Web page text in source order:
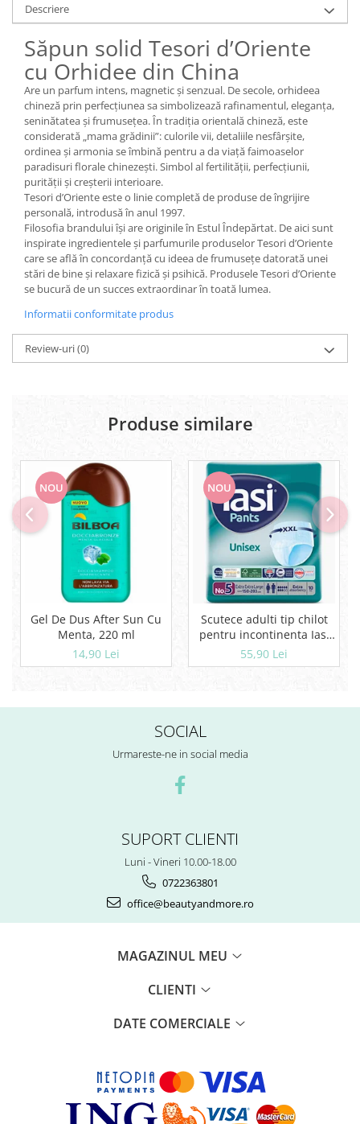
Igiena intima
Geluri si deodorante igiena intima
Produse manichiura & pedichiura
Oja si lac de unghii
Accesorii manichiura & pedichiura
Scutece adulti
Seturi cadou
Descriere
Săpun solid Tesori d’Oriente
cu Orhidee din China
Are un parfum intens, magnetic și senzual. De secole, orhideea
chineză prin perfecțiunea sa simbolizează rafinamentul, eleganța,
seninătatea și frumusețea. În tradiția orientală chineză, este
considerată „mama grădinii”: culorile vii, detaliile nesfârșite,
ordinea și armonia se îmbină pentru a da viață faimoaselor
paradisuri florale chinezești. Simbol al fertilității, perfecțiunii,
purității și creșterii interioare.
Tesori d’Oriente este o linie completă de produse de îngrijire
personală, introdusă în anul 1997.
Filosofia brandului își are originile în Estul Îndepărtat. De aici sunt
inspirate ingredientele și parfumurile produselor Tesori d’Oriente
care se află în concordanță cu ideea de frumusețe datorată unei
stări de bine și relaxare fizică și psihică. Produsele Tesori d’Oriente
se bucură de un succes extraordinar în toată lumea.
Informatii conformitate produs
Review-uri(0)
Produse similare
NOU
Gel De Dus After Sun Cu
Menta, 220 ml
14,90 Lei
NOU
Scutece adulti tip chilot
pentru incontinenta Iasi
Pants Unisex, Marime XXL,
10 buc
55,90 Lei
SOCIAL
Urmareste-ne in social media
SUPORT CLIENTI
Luni - Vineri 10.00-18.00
0722363801
office@beautyandmore.ro
MAGAZINUL MEU
CLIENTI
DATE COMERCIALE